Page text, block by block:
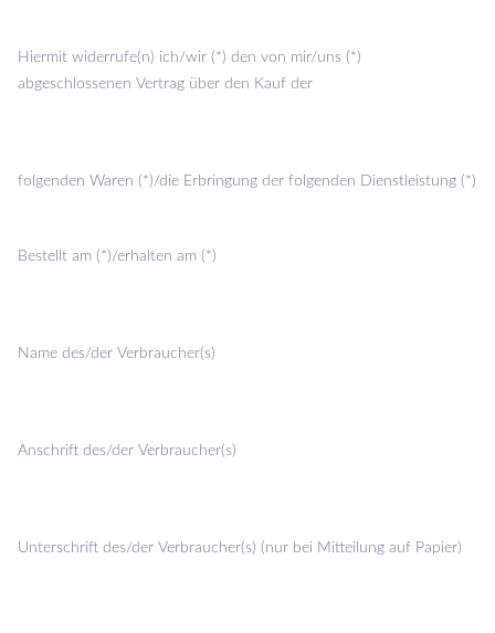
Hiermit widerrufe(n) ich/wir (*) den von mir/uns (*)
abgeschlossenen Vertrag über den Kauf der
folgenden Waren (*)/die Erbringung der folgenden Dienstleistung (*)
Bestellt am (*)/erhalten am (*)
Name des/der Verbraucher(s)
Anschrift des/der Verbraucher(s)
Unterschrift des/der Verbraucher(s) (nur bei Mitteilung auf Papier)